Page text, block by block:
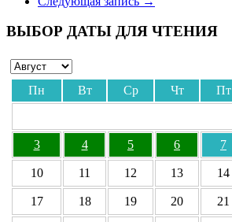
ВЫБОР ДАТЫ ДЛЯ ЧТЕНИЯ
Пн Вт Ср Чт Пт
3 4 5 6 7
10 11 12 13 14
17 18 19 20 21